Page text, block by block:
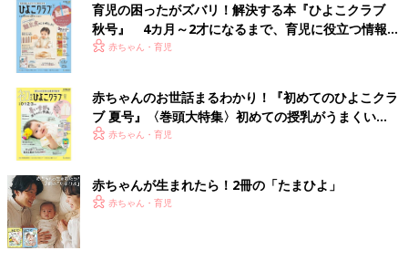
育児の困ったがズバリ！解決する本『ひよこクラブ
秋号』 4カ月～2才になるまで、育児に役立つ情報が
いっぱい！
赤ちゃん・育児
赤ちゃんのお世話まるわかり！『初めてのひよこクラ
ブ 夏号』〈巻頭大特集〉初めての授乳がうまくい
く！ おっぱい・ミルクの基本と夏のトラブル 解決テ
赤ちゃん・育児
赤ちゃんが生まれたら！2冊の「たまひよ」
赤ちゃん・育児